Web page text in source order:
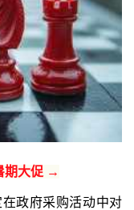
期大促 →
政府采购活动中对